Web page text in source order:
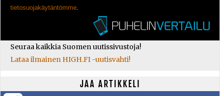
tietosuojakäytäntömme
Seuraa kaikkia Suomen uutissivustoja!
Lataa ilmainen HIGH.FI -uutisvahti!
JAA ARTIKKELI